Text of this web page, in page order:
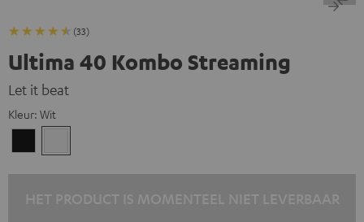
(33)
Ultima 40 Kombo Streaming
Let it beat
Kleur: Wit